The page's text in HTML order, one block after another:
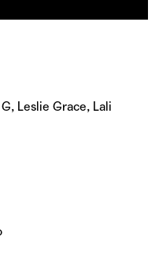
Leslie Grace, Lali